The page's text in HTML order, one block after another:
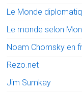
Le Monde
Le monde selon
Noam Chomsky en
Rezo.net
Jim Sumkay